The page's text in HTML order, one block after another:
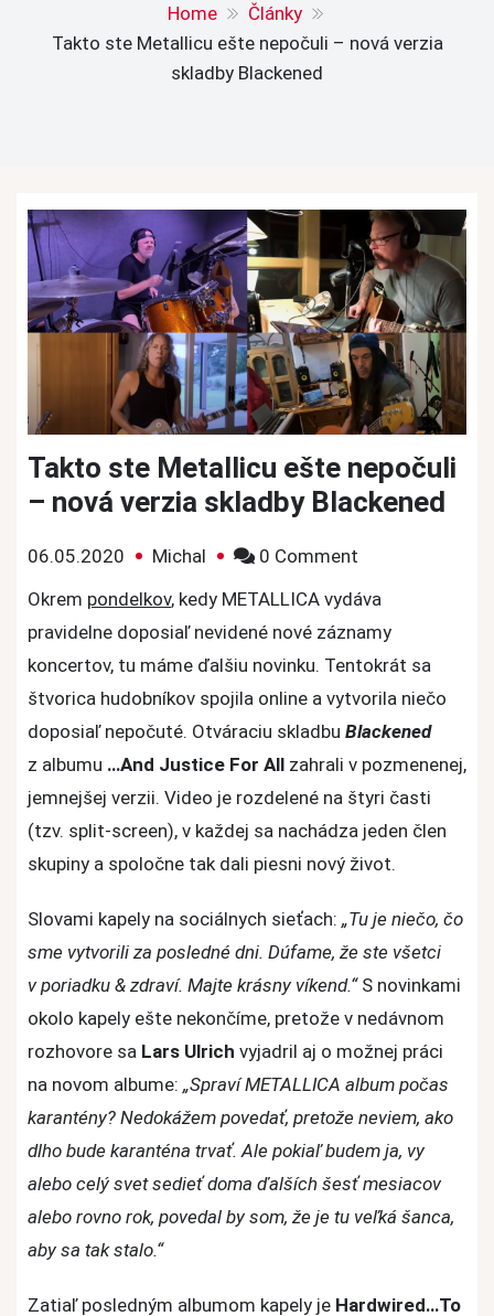
Home
Články
Takto ste Metallicu ešte nepočuli – nová verzia
skladby Blackened
Takto ste Metallicu ešte nepočuli
– nová verzia skladby Blackened
06.05.2020 Michal 0 Comment
Metallicu
ešte
nepočuli
–
nová
verzia
skladby
Blackened
Okrem pondelkov, kedy METALLICA vydáva
pravidelne doposiaľ nevidené nové záznamy
koncertov, tu máme ďalšiu novinku. Tentokrát sa
štvorica hudobníkov spojila online a vytvorila niečo
doposiaľ nepočuté. Otváraciu skladbu Blackened
z albumu …And Justice For All zahrali v pozmenenej,
jemnejšej verzii. Video je rozdelené na štyri časti
(tzv. split-screen), v každej sa nachádza jeden člen
skupiny a spoločne tak dali piesni nový život.
Slovami kapely na sociálnych sieťach: „Tu je niečo, čo
sme vytvorili za posledné dni. Dúfame, že ste všetci
v poriadku & zdraví. Majte krásny víkend.“S novinkami
okolo kapely ešte nekončíme, pretože v nedávnom
rozhovore sa Lars Ulrich vyjadril aj o možnej práci
na novom albume: „Spraví METALLICA album počas
karantény? Nedokážem povedať, pretože neviem, ako
dlho bude karanténa trvať. Ale pokiaľ budem ja, vy
alebo celý svet sedieť doma ďalších šesť mesiacov
alebo rovno rok, povedal by som, že je tu veľká šanca,
aby sa tak stalo.“
Zatiaľ posledným albumom kapely je Hardwired…To